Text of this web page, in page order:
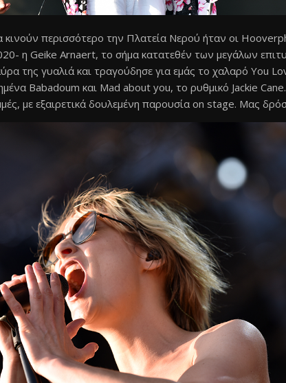
περισσότερο την Πλατεία Νερού ήταν οι
η Geike Arnaert, το σήμα κατατεθέν των μεγάλων
της γυαλιά και τραγούδησε για εμάς το χαλαρό You
Babadoum και Mad about you, το ρυθμικό Jackie
με εξαιρετικά δουλεμένη παρουσία on stage. Μας